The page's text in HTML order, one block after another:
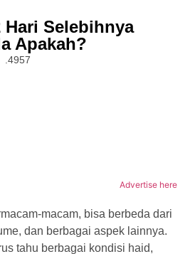
Hari Selebihnya
Apakah?
.4957
Advertise here
macam, bisa berbeda dari
dan berbagai aspek lainnya.
tahu berbagai kondisi haid,